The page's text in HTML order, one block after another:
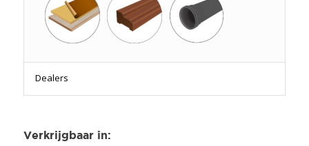
Dealers
Verkrijgbaar in: